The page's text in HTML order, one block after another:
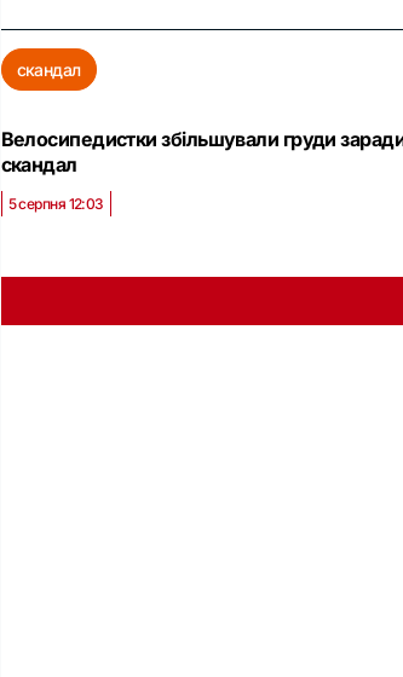
скандал
Велосипедистки збільшували груди
скандал
5 серпня 12:03